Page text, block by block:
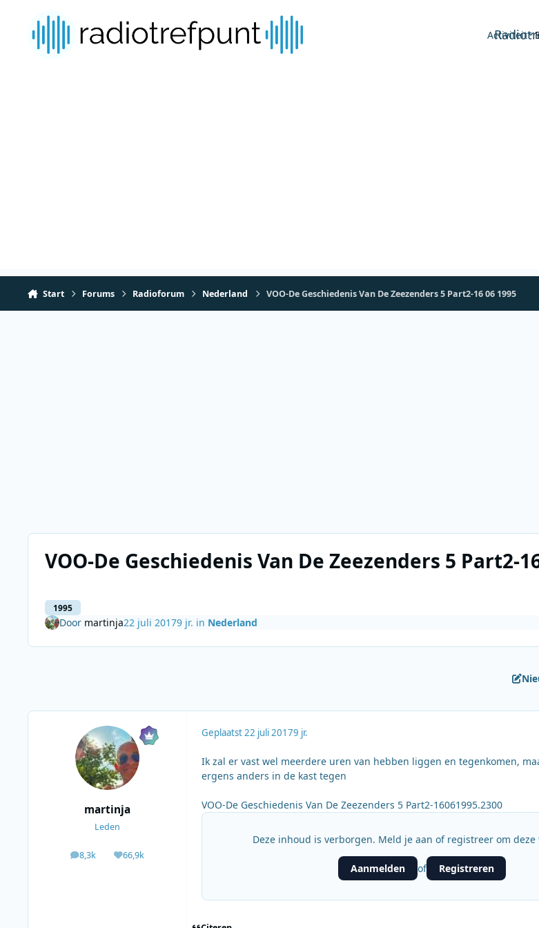
Activiteit
Start Forums Radioforum Nederland VOO-De Geschiedenis Van De Zeezenders 5 Part2-16 06 1995
VOO-De Geschiedenis Van De Zeezenders 5 Part2-
1995
Door martinja22 juli 20179 jr. in Nederland
martinja
Leden
8,3k
berichten66,9k
Waardering
Geplaatst22 juli 20179 jr.
Ik zal er vast wel meerdere uren van hebben liggen en tegenkomen,
ergens anders in de kast tegen
VOO-De Geschiedenis Van De Zeezenders 5 Part2-16061995.2300
Deze inhoud is verborgen. Meld je aan of registreer om deze
Aanmelden of Registreren